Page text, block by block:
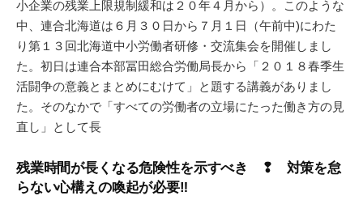
小企業の残業上限規制緩和は２０年４月から）。このような
中、連合北海道は６月３０日から７月１日（午前中)にわた
り第１３回北海道中小労働者研修・交流集会を開催しまし
た。初日は連合本部冨田総合労働局長から「２０１８春季生
活闘争の意義とまとめにむけて」と題する講義がありまし
た。そのなかで「すべての労働者の立場にたった働き方の見
直し」として長
残業時間が長くなる危険性を示すべき ❢ 対策を怠
らない心構えの喚起が必要‼